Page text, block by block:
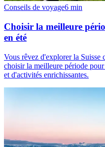
Conseils de voyage6 min
Choisir la meilleure
en été
Vous rêvez d'explorer la Suisse
choisir la meilleure période
et d'activités enrichissantes.